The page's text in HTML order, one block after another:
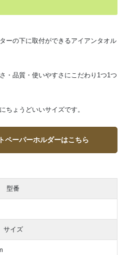
ーの下に取付ができるアイアンタオル
・品質・使いやすさにこだわり1つ1つ
ちょうどいいサイズです。
ペーパーホルダーはこちら
型番
サイズ